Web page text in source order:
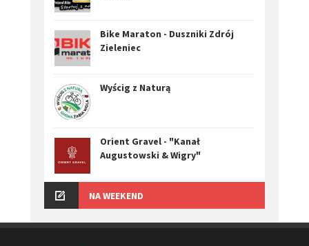
Bike Maraton - Duszniki Zdrój
Zieleniec
Wyścig z Naturą
Orient Gravel - "Kanał
Augustowski & Wigry"
NA WEEKEND